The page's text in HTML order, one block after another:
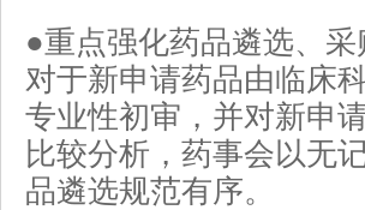
●重点强化药品遴选、
对于新申请药品由临床
专业性初审，并对新申
比较分析，药事会以无
品遴选规范有序。